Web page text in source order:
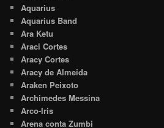
Aquarius
Aquarius Band
Ara Ketu
Araci Cortes
Aracy Cortes
Aracy de Almeida
Araken Peixoto
Archimedes Messina
Arco-Iris
Arena conta Zumbi